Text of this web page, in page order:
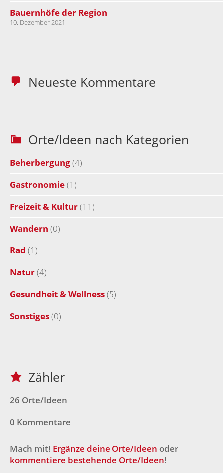
Bauernhöfe der Region
10. Dezember 2021
Neueste Kommentare
Orte/Ideen nach Kategorien
Beherbergung(4)
Gastronomie(1)
Freizeit & Kultur(11)
Wandern (0)
Rad (1)
Natur(4)
Gesundheit & Wellness(5)
Sonstiges(0)
Zähler
26 Orte/Ideen
0 Kommentare
Mach mit! Ergänze deine Orte/Ideen oder
kommentiere bestehende Orte/Ideen!